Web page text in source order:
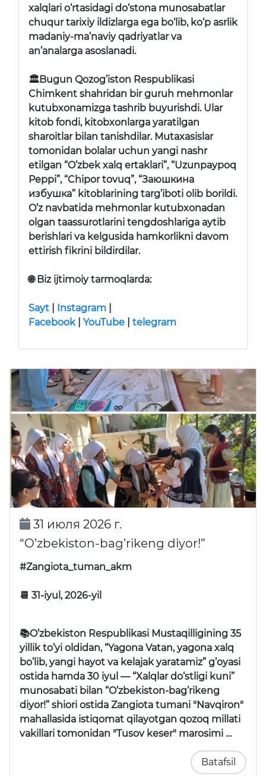
xalqlari o‘rtasidagi do‘stona munosabatlar
chuqur tarixiy ildizlarga ega bo‘lib, ko‘p asrlik
madaniy-ma’naviy qadriyatlar va
an’analarga asoslanadi.
🏛Bugun Qozog’iston Respublikasi
Chimkent shahridan bir guruh mehmonlar
kutubxonamizga tashrib buyurishdi. Ular
kitob fondi, kitobxonlarga yaratilgan
sharoitlar bilan tanishdilar. Mutaxasislar
tomonidan bolalar uchun yangi nashr
etilgan “O’zbek xalq ertaklari”, “Uzunpaypoq
Peppi”, “Chipor tovuq”, “Заюшкина
избушка” kitoblarining targ’iboti olib borildi.
O’z navbatida mehmonlar kutubxonadan
olgan taassurotlarini tengdoshlariga aytib
berishlari va kelgusida hamkorlikni davom
ettirish fikrini bildirdilar.
🌐 Biz ijtimoiy tarmoqlarda:
Sayt Instagram
Facebook| YouTube telegram
31 июля 2026 г.
“O’zbekiston-bag’rikeng diyor!”
#Zangiota_tuman_akm
📆 31-iyul, 2026-yil
📚O’zbekiston Respublikasi Mustaqilligining 35
yillik to’yi oldidan, “Yagona Vatan, yagona xalq
bo’lib, yangi hayot va kelajak yaratamiz” g’oyasi
ostida hamda 30 iyul — “Xalqlar do‘stligi kuni”
munosabati bilan “O’zbekiston-bag’rikeng
diyor!” shiori ostida Zangiota tumani "Navqiron"
mahallasida istiqomat qilayotgan qozoq millati
vakillari tomonidan "Tusov keser" marosimi …
Batafsil